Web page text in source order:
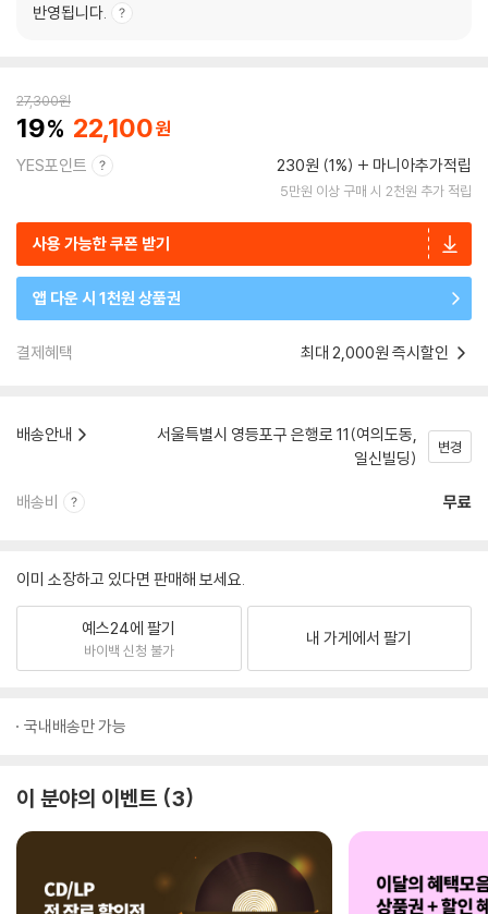
반영됩니다.
27,300원
19 22,100
YES포인트 230원 (1%) 마니아추가적립
5만원 이상 구매 시 2천원 추가 적립
사용 가능한 쿠폰 받기
앱 다운 시 1천원 상품권
결제혜택 최대 2,000원 즉시할인
배송안내
서울특별시 영등포구 은행로 11(여의도동,
일신빌딩)
변경
배송비 무료
이미 소장하고 있다면 판매해 보세요.
예스24에 팔기
바이백 신청 불가
내 가게에서 팔기
국내배송만 가능
이 분야의 이벤트 3